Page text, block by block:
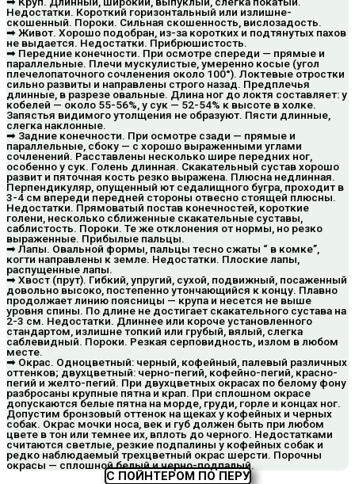
Недостатки. Короткий горизонтальный или излишне-
скошенный. Пороки. Сильная скошенность, вислозадость.
➡ Живот. Хорошо подобран, из-за коротких и подтянутых пахов
не выдается. Недостатки. Прибрюшистость.
➡ Передние конечности. При осмотре спереди — прямые и
параллельные. Плечи мускулистые, умеренно косые (угол
плечелопаточного сочленения около 100°). Локтевые отростки
сильно развиты и направлены строго назад. Предплечья
длинные, в разрезе овальные. Длина ног до локтя составляет: у
кобелей — около 55-56%, у сук — 52-54% к высоте в холке.
Запястья видимого утолщения не образуют. Пясти длинные,
слегка наклонные.
➡ Задние конечности. При осмотре сзади — прямые и
параллельные, сбоку — с хорошо выраженными углами
сочленений. Расставлены несколько шире передних ног,
особенно у сук. Голень длинная. Скакательный сустав хорошо
развит и пяточная кость резко выражена. Плюсна недлинная.
Перпендикуляр, опущенный ют седалищного бугра, проходит в
3-4 см впереди передней стороны отвесно стоящей плюсны.
Недостатки. Прямоватый постав конечностей, короткие
голени, несколько сближенные скакательные суставы,
саблистость. Пороки. Те же отклонения от нормы, но резко
выраженные. Прибылые пальцы.
➡ Лапы. Овальной формы, пальцы тесно сжаты “ в комке”,
когти направлены к земле. Недостатки. Плоские лапы,
распущенные лапы.
➡ Хвост (прут). Гибкий, упругий, сухой, подвижный, посаженный
довольно высоко, постепенно утончающийся к концу. Плавно
продолжает линию поясницы — крупа и несется не выше
уровня спины. По длине не достигает скакательного сустава на
2-3 см. Недостатки. Длиннее или короче установленного
стандартом, излишне топкий или грубый, вялый, слегка
саблевидный. Пороки. Резкая серповидность, излом в любом
месте.
➡ Окрас. Одноцветный: черный, кофейный, палевый различных
оттенков; двухцветный: черно-пегий, кофейно-пегий, красно-
пегий и желто-пегий. При двухцветных окрасах по белому фону
разбросаны крупные пятна и крап. При сплошном окрасе
допускаются белые пятна на морде, груди, горле и концах ног.
Допустим бронзовый оттенок на щеках у кофейных и черных
собак. Окрас мочки носа, век и губ должен быть при любом
цвете в тон или темнее их, вплоть до черного. Недостатками
считаются светлые, резкие подпалины у кофейных собак и
редко наблюдаемый трехцветный окрас шерсти. Порочны
окрасы — сплошной белый и черно-подпалый.
С ПОЙНТЕРОМ ПО ПЕРУ